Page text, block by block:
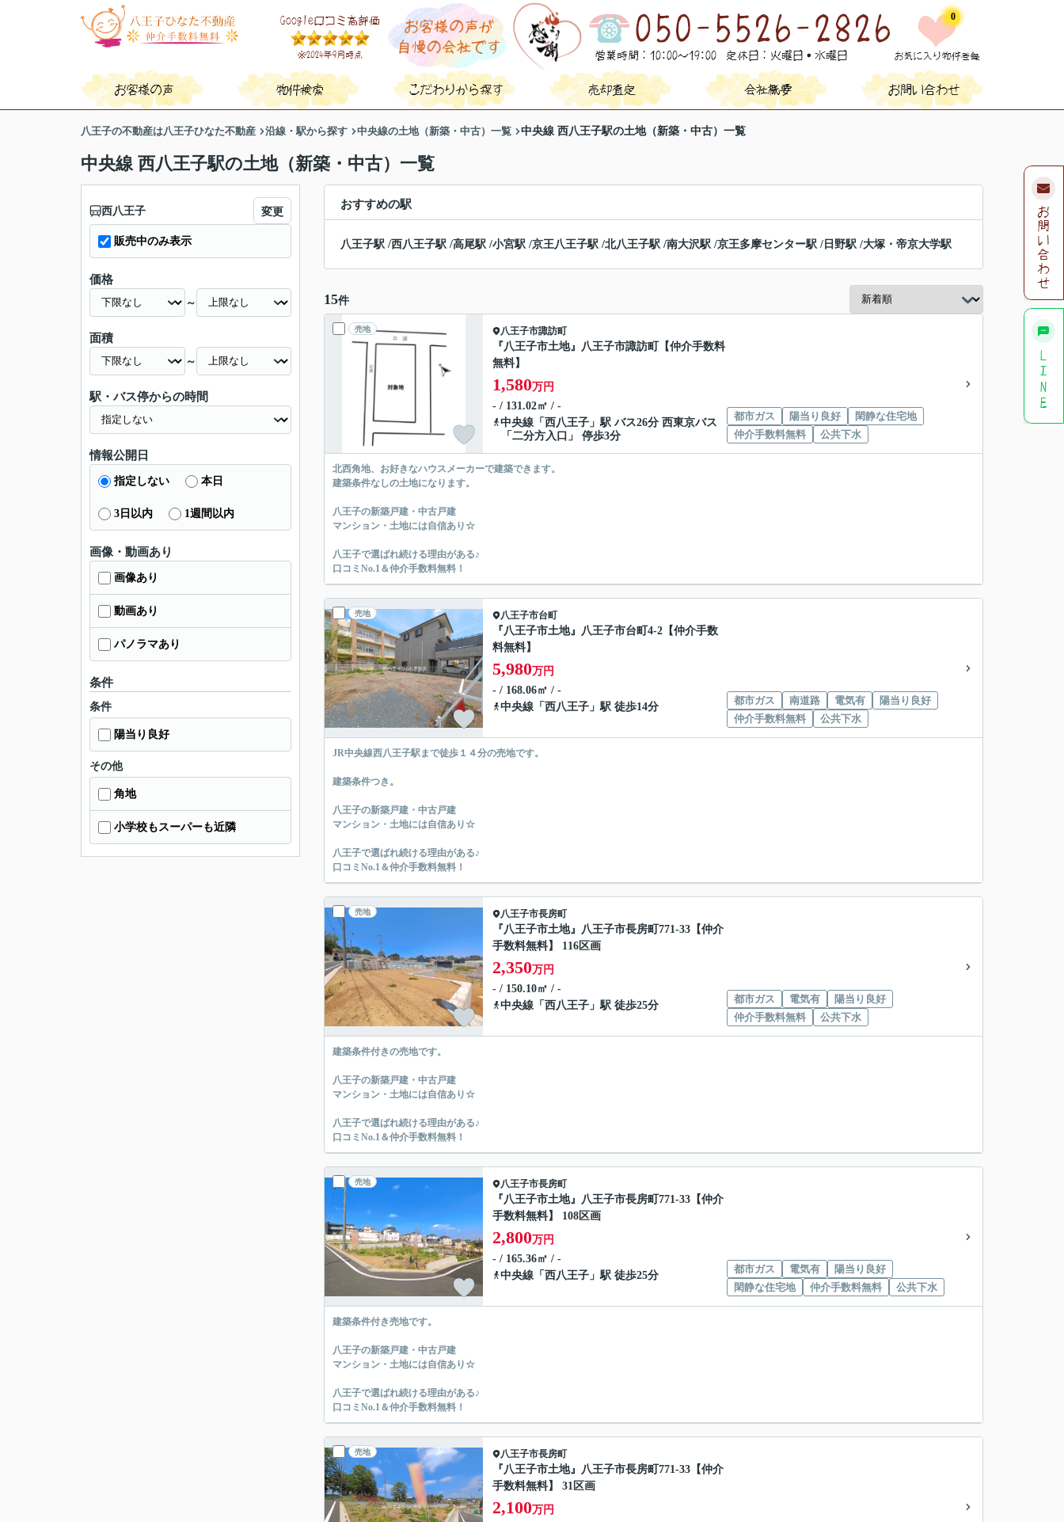
0
八王子の不動産は八王子ひなた不動産 沿線・駅から探す 中央線の土地（新築・中古）一覧 中央線 西八王子駅の土地（新築・中古）一覧
中央線 西八王子駅の土地（新築・中古）一覧
おすすめの駅
八王子駅 /西八王子駅 /高尾駅 /小宮駅 /京王八王子駅 /北八王子駅 /南大沢駅 /京王多摩センター駅 / 日野駅 /大塚・帝京大学駅
15件
売地 八王子市諏訪町
『八王子市土地』八王子市諏訪町【仲介手数料
無料】
1,580万円
- / 131.02㎡ / -
中央線 「 西八王子 」駅 バス26分 西東京バス
「二分方入口」 停歩3分
都市ガス 陽当り良好
閑静な住宅地
仲介手数料無料
公共下水
北西角地、お好きなハウスメーカーで建築できます。
建築条件なしの土地になります。
八王子の新築戸建・中古戸建
マンション・土地には自信あり☆
八王子で選ばれ続ける理由がある♪
口コミNo.1＆仲介手数料無料！
売地 八王子市台町
『八王子市土地』八王子市台町4-2【仲介手数
料無料】
5,980万円
- / 168.06㎡ / -
中央線 「 西八王子 」駅 徒歩14分
都市ガス 南道路 電気有
陽当り良好
仲介手数料無料
公共下水
JR中央線西八王子駅まで徒歩１４分の売地です。
建築条件つき。
八王子の新築戸建・中古戸建
マンション・土地には自信あり☆
八王子で選ばれ続ける理由がある♪
口コミNo.1＆仲介手数料無料！
売地 八王子市長房町
『八王子市土地』八王子市長房町771-33【仲介
手数料無料】 116区画
2,350万円
- / 150.10㎡ / -
中央線 「 西八王子 」駅 徒歩25分
都市ガス 電気有
陽当り良好
仲介手数料無料
公共下水
建築条件付きの売地です。
八王子の新築戸建・中古戸建
マンション・土地には自信あり☆
八王子で選ばれ続ける理由がある♪
口コミNo.1＆仲介手数料無料！
売地 八王子市長房町
『八王子市土地』八王子市長房町771-33【仲介
手数料無料】 108区画
2,800万円
- / 165.36㎡ / -
中央線 「 西八王子 」駅 徒歩25分
都市ガス 電気有
陽当り良好
閑静な住宅地
仲介手数料無料 公共下水
建築条件付き売地です。
八王子の新築戸建・中古戸建
マンション・土地には自信あり☆
八王子で選ばれ続ける理由がある♪
口コミNo.1＆仲介手数料無料！
売地 八王子市長房町
『八王子市土地』八王子市長房町771-33【仲介
手数料無料】 31区画
2,100万円
西八王子 変更
販売中のみ表示
価格
～
面積
～
駅・バス停からの時間
情報公開日
指定しない 本日
3日以内 1週間以内
画像・動画あり
画像あり
動画あり
パノラマあり
条件
条件
陽当り良好
その他
角地
小学校もスーパーも近隣